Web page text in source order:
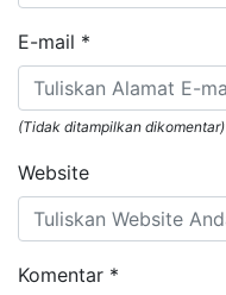
E-mail *
(Tidak ditampilkan dikomentar)
Website
Komentar *